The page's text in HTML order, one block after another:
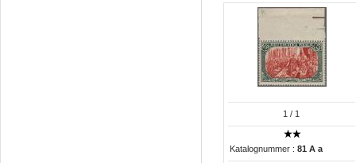
1 / 1
Katalognummer : 81 A a